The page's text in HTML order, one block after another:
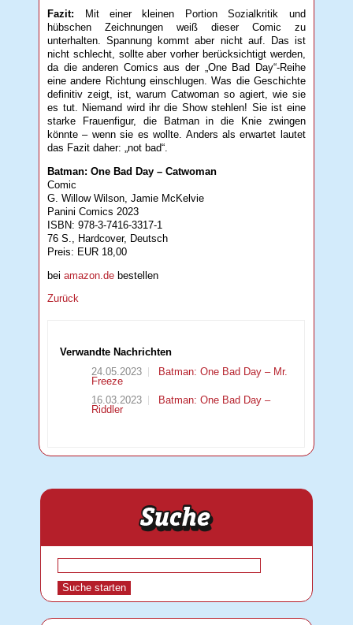
Fazit: Mit einer kleinen Portion Sozialkritik und
hübschen Zeichnungen weiß dieser Comic zu
unterhalten. Spannung kommt aber nicht auf. Das ist
nicht schlecht, sollte aber vorher berücksichtigt werden,
da die anderen Comics aus der „One Bad Day“-Reihe
eine andere Richtung einschlugen. Was die Geschichte
definitiv zeigt, ist, warum Catwoman so agiert, wie sie
es tut. Niemand wird ihr die Show stehlen! Sie ist eine
starke Frauenfigur, die Batman in die Knie zwingen
könnte – wenn sie es wollte. Anders als erwartet lautet
das Fazit daher: „not bad“.
Batman: One Bad Day – Catwoman
Comic
G. Willow Wilson, Jamie McKelvie
Panini Comics 2023
ISBN: 978-3-7416-3317-1
76 S., Hardcover, Deutsch
Preis: EUR 18,00
beiamazon.de bestellen
Zurück
Verwandte Nachrichten
24.05.2023
Batman: One Bad Day – Mr.
Freeze
16.03.2023
Batman: One Bad Day –
Riddler